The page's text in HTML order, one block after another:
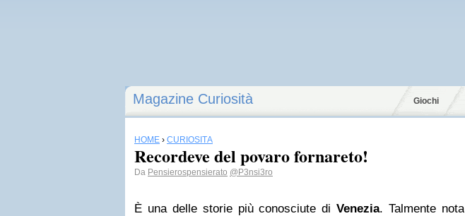
Magazine Curiosità Giochi
HOME › CURIOSITÀ
Recordeve del povaro fornareto!
Da Pensierospensierato @P3nsi3ro
È una delle storie più conosciute diVenezia. Talmente nota